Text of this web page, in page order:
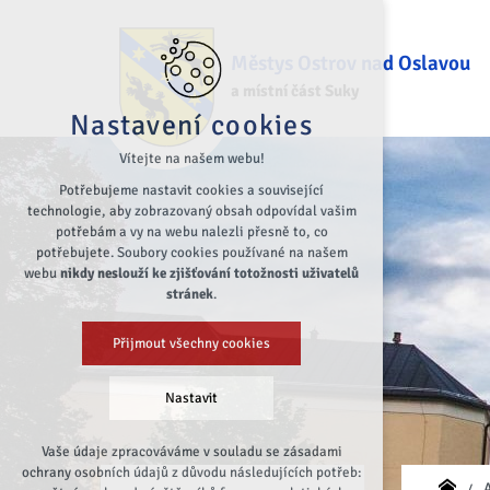
Městys Ostrov nad Oslavou
Nastavení cookies
Vítejte na našem webu!
Potřebujeme nastavit cookies a související
technologie, aby zobrazovaný obsah odpovídal vašim
potřebám a vy na webu nalezli přesně to, co
potřebujete. Soubory cookies používané na našem
webunikdy neslouží ke zjišťování totožnosti uživatelů
stránek.
Přijmout všechny cookies
Nastavit
Technická cookies
Vaše údaje zpracováváme v souladu se zásadami
ochrany osobních údajů z důvodu následujících potřeb: